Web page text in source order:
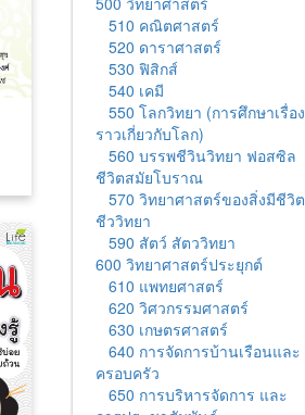
510 คณิตศาสตร์
520 ดาราศาสตร์
530 ฟิสิกส์
540 เคมี
550 โลกวิทยา (การศึกษาเรื่อง
ราวเกี่ยวกับโลก)
560 บรรพชีวินวิทยา ฟอสซิล
ชีวิตสมัยโบราณ
570 วิทยาศาสตร์ของสิ่งมีชีวิต
ชีววิทยา
590 สัตว์ สัตววิทยา
600 วิทยาศาสตร์ประยุกต์
610 แพทยศาสตร์
620 วิศวกรรมศาสตร์
630 เกษตรศาสตร์
640 การจัดการบ้านเรือนและ
ครอบครัว
650 การบริหารจัดการ และ